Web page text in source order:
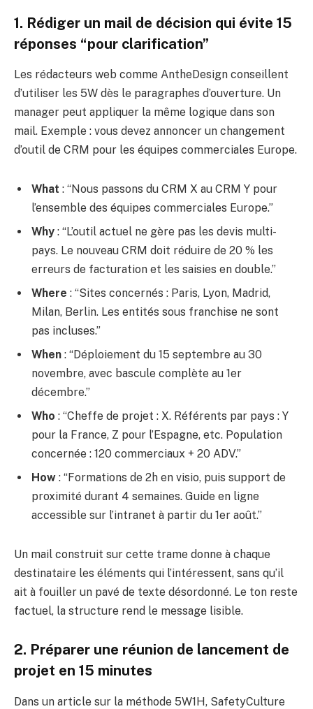
1. Rédiger un mail de décision qui évite 15
réponses “pour clarification”
Les rédacteurs web comme AntheDesign conseillent
d’utiliser les 5W dès le paragraphes d’ouverture. Un
manager peut appliquer la même logique dans son
mail. Exemple : vous devez annoncer un changement
d’outil de CRM pour les équipes commerciales Europe.
What : “Nous passons du CRM X au CRM Y pour
l’ensemble des équipes commerciales Europe.”
Why : “L’outil actuel ne gère pas les devis multi-
pays. Le nouveau CRM doit réduire de 20 % les
erreurs de facturation et les saisies en double.”
Where : “Sites concernés : Paris, Lyon, Madrid,
Milan, Berlin. Les entités sous franchise ne sont
pas incluses.”
When : “Déploiement du 15 septembre au 30
novembre, avec bascule complète au 1er
décembre.”
Who : “Cheffe de projet : X. Référents par pays : Y
pour la France, Z pour l’Espagne, etc. Population
concernée : 120 commerciaux + 20 ADV.”
How : “Formations de 2h en visio, puis support de
proximité durant 4 semaines. Guide en ligne
accessible sur l’intranet à partir du 1er août.”
Un mail construit sur cette trame donne à chaque
destinataire les éléments qui l’intéressent, sans qu’il
ait à fouiller un pavé de texte désordonné. Le ton reste
factuel, la structure rend le message lisible.
2. Préparer une réunion de lancement de
projet en 15 minutes
Dans un article sur la méthode 5W1H, SafetyCulture